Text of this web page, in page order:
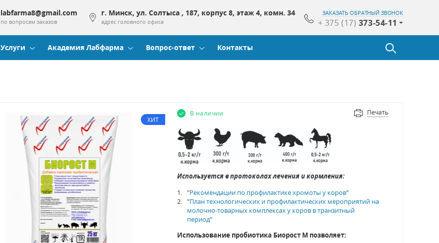
labfarma8@gmail.com
по вопросам заказов
г. Минск, ул. Солтыса , 187, корпус 8, этаж 4, комн. 34
адрес головного офиса
ЗАКАЗАТЬ ОБРАТНЫЙ ЗВОНОК
+ 375 (17) 373-54-11
Услуги Академия Лабфарма Вопрос-ответ Контакты
ХИТ
Печать
В наличии
Используется в протоколах лечения и кормления:
"Рекомендации по профилактике хромоты у коров"
"План технологических и профилактических мероприятий на
молочно-товарных комплексах у коров в транзитный
период"
Использование пробиотика Биорост М позволяет: